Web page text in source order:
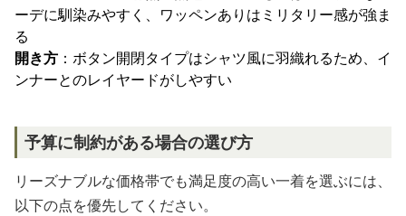
ーデに馴染みやすく、ワッペンありはミリタリー感が強ま
る
開き方 ：ボタン開閉タイプはシャツ風に羽織れるため、イ
ンナーとのレイヤードがしやすい
予算に制約がある場合の選び方
リーズナブルな価格帯でも満足度の高い一着を選ぶには、
以下の点を優先してください。